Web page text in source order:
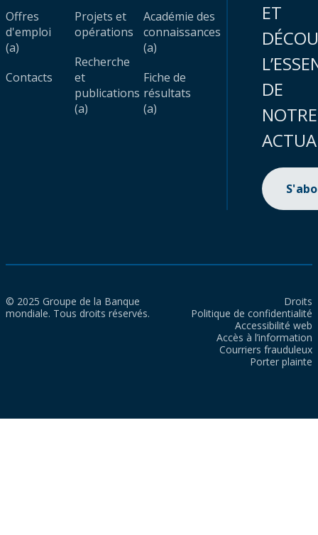
Offres
d'emploi
(a)
Contacts
Projets et
opérations
Recherche
et
publications
(a)
Académie des
connaissances
(a)
Fiche de
résultats
(a)
ET
DE
NOTRE
© 2025 Groupe de la Banque
mondiale. Tous droits réservés.
Droits
Politique de confidentialité
Accessibilité web
Accès à l’information
Courriers frauduleux
Porter plainte